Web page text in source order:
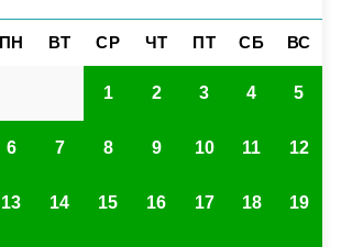
ПН ВТ СР ЧТ ПТ СБ ВС
1 2 3 4 5
6 7 8 9 10 11 12
13 14 15 16 17 18 19